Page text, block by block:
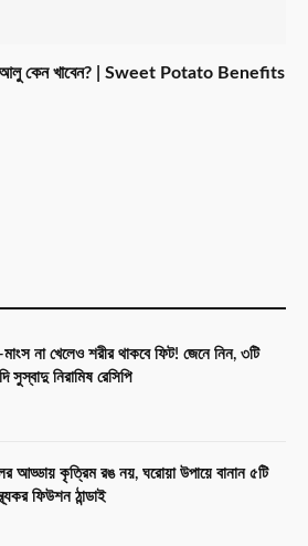
আলু কেন খাবেন? | Sweet Potato Benefits
না খেলেও শরীর থাকবে ফিট! জেনে নিন, ৩টি
সুস্বাদু নিরামিষ রেসিপি
আড্ডায় কৃত্রিম রঙ নয়, ঘরোয়া উপায়ে বানান ৫টি
ফিউশন ঠান্ডাই